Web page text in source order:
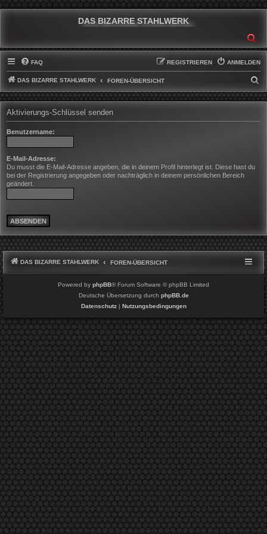
DAS BIZARRE STAHLWERK
FAQ ANMELDEN
REGISTRIEREN
DAS BIZARRE STAHLWERK FOREN-ÜBERSICHT
U
H
Aktivierungs-Schlüssel senden
Benutzername:
E-Mail-Adresse:
Du musst die E-Mail-Adresse angeben, die in deinem Profil hinterlegt ist. Diese hast du
bei der Registrierung angegeben oder nachträglich in deinem persönlichen Bereich
geändert.
DAS BIZARRE STAHLWERK FOREN-ÜBERSICHT
Powered by phpBB® Forum Software © phpBB Limited
Deutsche Übersetzung durch phpBB.de
Datenschutz| Nutzungsbedingungen